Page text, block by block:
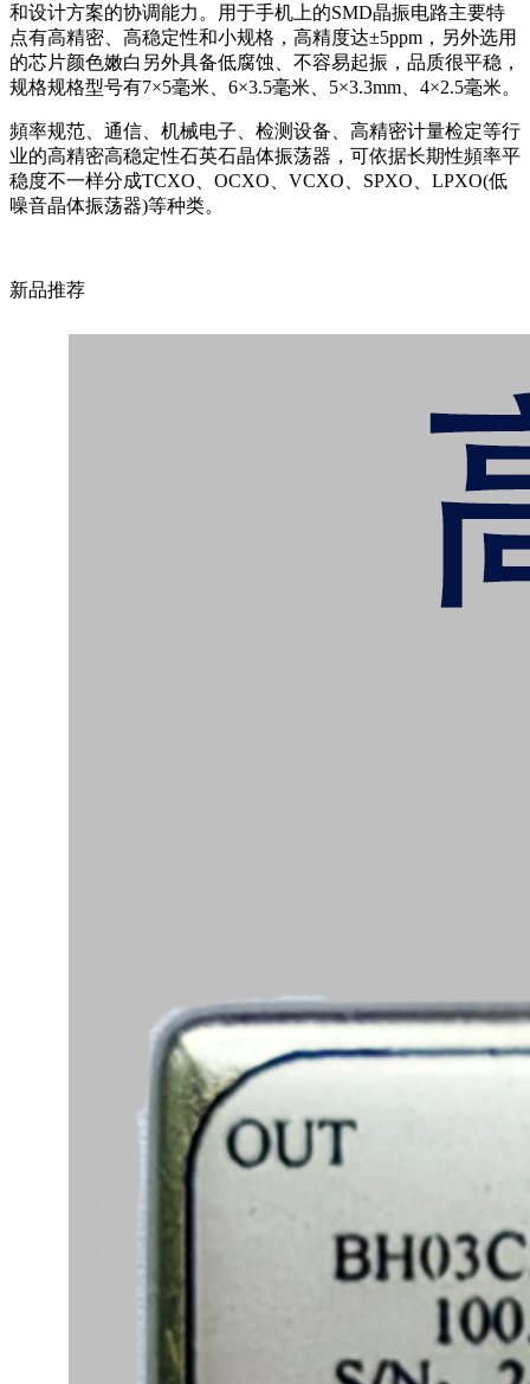
和设计方案的协调能力。用于手机上的SMD晶振电路主要特
点有高精密、高稳定性和小规格，高精度达±5ppm，另外选用
的芯片颜色嫩白另外具备低腐蚀、不容易起振，品质很平稳，
规格规格型号有7×5毫米、6×3.5毫米、5×3.3mm、4×2.5毫米。
頻率规范、通信、机械电子、检测设备、高精密计量检定等行
业的高精密高稳定性石英石晶体振荡器，可依据长期性頻率平
稳度不一样分成TCXO、OCXO、VCXO、SPXO、LPXO(低
噪音晶体振荡器)等种类。
新品推荐